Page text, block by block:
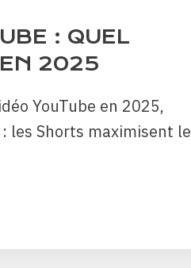
: QUEL
2025
YouTube en 2025,
les Shorts maximisent le